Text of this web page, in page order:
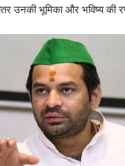
उनकी भूमिका और भविष्य की